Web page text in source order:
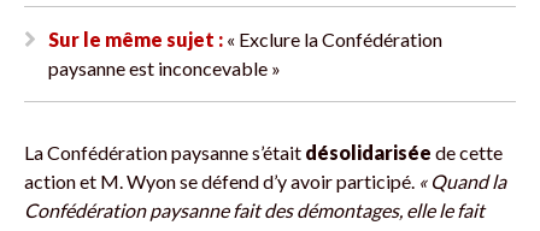
Sur le même sujet : « Exclure la Confédération
paysanne est inconcevable »
La Confédération paysanne s’était désolidarisée de cette
action et M. Wyon se défend d’y avoir participé. « Quand la
Confédération paysanne fait des démontages, elle le fait